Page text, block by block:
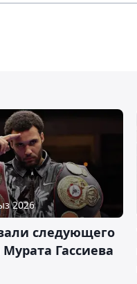
2026
следующего
Гассиева